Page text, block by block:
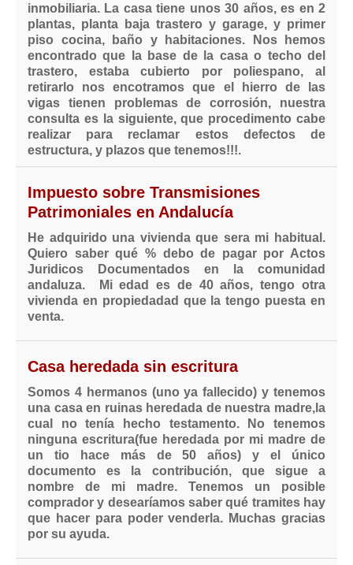
Mis boletines
inmobiliaria. La casa tiene unos 30 años, es en 2
plantas, planta baja trastero y garage, y primer
piso cocina, baño y habitaciones. Nos hemos
encontrado que la base de la casa o techo del
trastero, estaba cubierto por poliespano, al
retirarlo nos encotramos que el hierro de las
vigas tienen problemas de corrosión, nuestra
consulta es la siguiente, que procedimento cabe
realizar para reclamar estos defectos de
estructura, y plazos que tenemos!!!.
Impuesto sobre Transmisiones
Patrimoniales en Andalucía
He adquirido una vivienda que sera mi habitual.
Quiero saber qué % debo de pagar por Actos
Juridicos Documentados en la comunidad
andaluza. Mi edad es de 40 años, tengo otra
vivienda en propiedadad que la tengo puesta en
venta.
Casa heredada sin escritura
Somos 4 hermanos (uno ya fallecido) y tenemos
una casa en ruinas heredada de nuestra madre,la
cual no tenía hecho testamento. No tenemos
ninguna escritura(fue heredada por mi madre de
un tio hace más de 50 años) y el único
documento es la contribución, que sigue a
nombre de mi madre. Tenemos un posible
comprador y desearíamos saber qué tramites hay
que hacer para poder venderla. Muchas gracias
por su ayuda.